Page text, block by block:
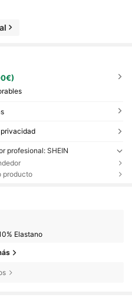
privacidad
profesional: SHEIN
producto
Elastano